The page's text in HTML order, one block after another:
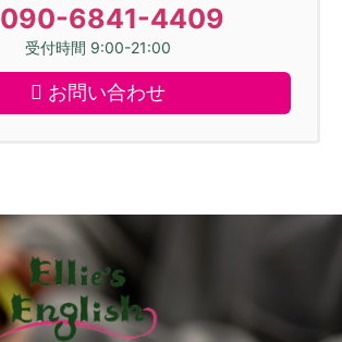
090-6841-4409
受付時間 9:00-21:00
お問い合わせ